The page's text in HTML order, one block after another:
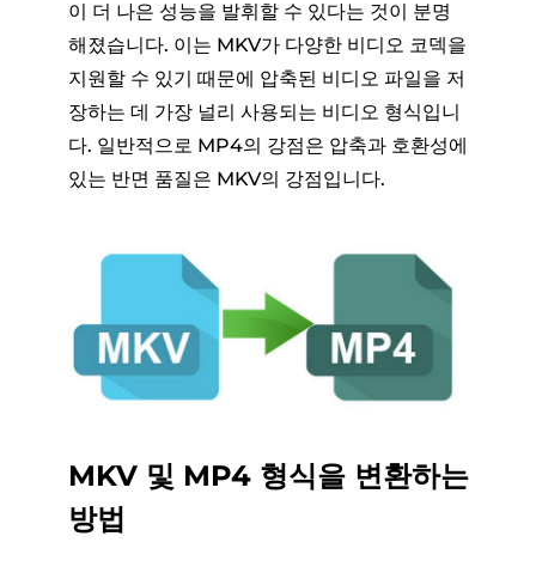
이 더 나은 성능을 발휘할 수 있다는 것이 분명
해졌습니다. 이는 MKV가 다양한 비디오 코덱을
지원할 수 있기 때문에 압축된 비디오 파일을 저
장하는 데 가장 널리 사용되는 비디오 형식입니
다. 일반적으로 MP4의 강점은 압축과 호환성에
있는 반면 품질은 MKV의 강점입니다.
MKV 및 MP4 형식을 변환하는
방법